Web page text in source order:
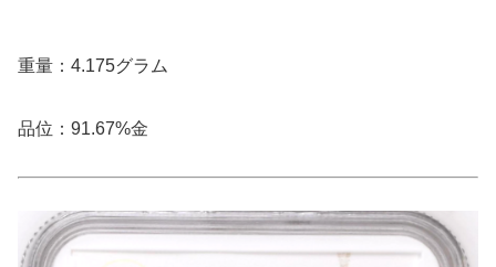
重量：4.175グラム
品位：91.67%金